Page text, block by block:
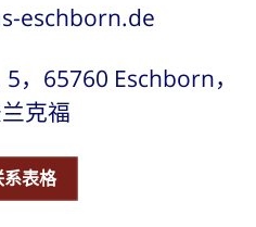
eschborn.de
，65760 Eschborn，
克福
系表格